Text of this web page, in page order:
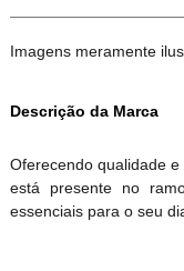
Imagens meramente
Descrição da Marca
Oferecendo qualidade
está presente no
essenciais para o seu